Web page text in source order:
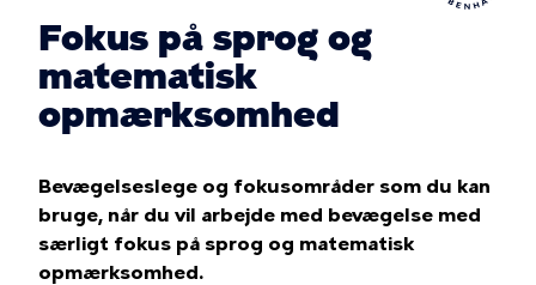
Fokus på sprog og
matematisk
opmærksomhed
Bevægelseslege og fokusområder som du kan
bruge, når du vil arbejde med bevægelse med
særligt fokus på sprog og matematisk
opmærksomhed.